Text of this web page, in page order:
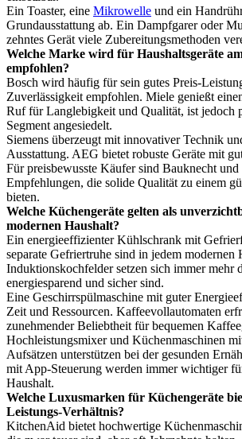
Ein Toaster, eine Mikrowelle und ein
Grundausstattung ab. Ein Dampfgarer oder
zehntes Gerät viele Zubereitungsmethoden
Welche Marke wird für Haushaltsgeräte
empfohlen?
Bosch wird häufig für sein gutes Preis-
Zuverlässigkeit empfohlen. Miele genießt
Ruf für Langlebigkeit und Qualität, ist jedoch
Segment angesiedelt.
Siemens überzeugt mit innovativer Technik
Ausstattung. AEG bietet robuste Geräte mit
Für preisbewusste Käufer sind Bauknecht
Empfehlungen, die solide Qualität zu einem
bieten.
Welche Küchengeräte gelten als
modernen Haushalt?
Ein energieeffizienter Kühlschrank mit
separate Gefriertruhe sind in jedem modernen
Induktionskochfelder setzen sich immer mehr
energiesparend und sicher sind.
Eine Geschirrspülmaschine mit guter
Zeit und Ressourcen. Kaffeevollautomaten
zunehmender Beliebtheit für bequemen
Hochleistungsmixer und Küchenmaschinen
Aufsätzen unterstützen bei der gesunden
mit App-Steuerung werden immer wichtiger
Haushalt.
Welche Luxusmarken für Küchengeräte
Leistungs-Verhältnis?
KitchenAid bietet hochwertige